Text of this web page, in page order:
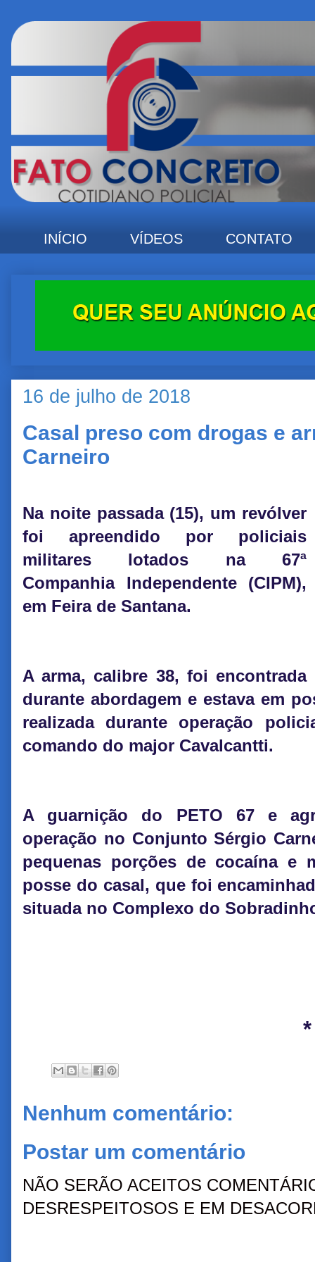
INÍCIO VÍDEOS CONTATO
16 de julho de 2018
Casal preso com drogas e
Carneiro
Na noite passada (15), um revólver
foi apreendido por policiais
militares lotados na 67ª
Companhia Independente (CIPM),
em Feira de Santana.
A arma, calibre 38, foi encontrada
durante abordagem e estava em
realizada durante operação
comando do major Cavalcantti.
A guarnição do PETO 67 e
operação no Conjunto Sérgio
pequenas porções de cocaína e
posse do casal, que foi
situada no Complexo do
Nenhum comentário:
Postar um comentário
NÃO SERÃO ACEITOS
DESRESPEITOSOS E EM